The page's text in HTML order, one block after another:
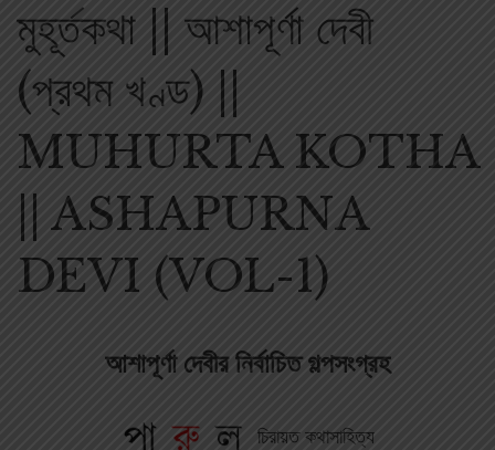
মুহূর্তকথা || আশাপূর্ণা দেবী
(প্রথম খণ্ড) ||
MUHURTA KOTHA
|| ASHAPURNA
DEVI (VOL-1)
আশাপূর্ণা দেবীর নির্বাচিত গল্পসংগ্রহ
চিরায়ত কথাসাহিত্য